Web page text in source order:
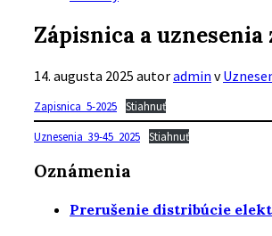
Zápisnica a uznesenia
14. augusta 2025 autoradmin v
Zapisnica_5-2025 Stiahnuť
Uznesenia_39-45_2025 Stiahnuť
Oznámenia
Prerušenie distribúcie